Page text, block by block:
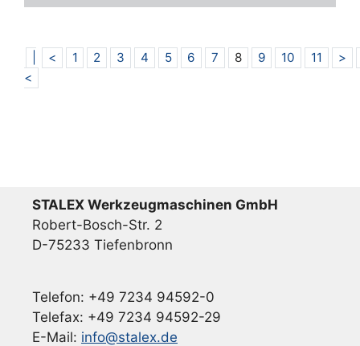
<
< 1 2 3 4 5 6 7 8 9 10 11 >
STALEX Werkzeugmaschinen GmbH
Robert-Bosch-Str. 2
D-75233 Tiefenbronn
Telefon: +49 7234 94592-0
Telefax: +49 7234 94592-29
E-Mail: info@stalex.de